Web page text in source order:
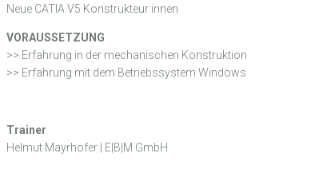
Neue CATIA V5 Konstrukteur:innen
VORAUSSETZUNG
>> Erfahrung in der mechanischen Konstruktion
>> Erfahrung mit dem Betriebssystem Windows
Trainer
Helmut Mayrhofer | E|B|M GmbH